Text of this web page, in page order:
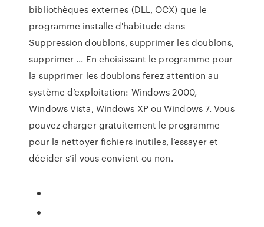
bibliothèques externes (DLL, OCX) que le
programme installe d'habitude dans
Suppression doublons, supprimer les doublons,
supprimer ... En choisissant le programme pour
la supprimer les doublons ferez attention au
système d’exploitation: Windows 2000,
Windows Vista, Windows XP ou Windows 7. Vous
pouvez charger gratuitement le programme
pour la nettoyer fichiers inutiles, l’essayer et
décider s’il vous convient ou non.